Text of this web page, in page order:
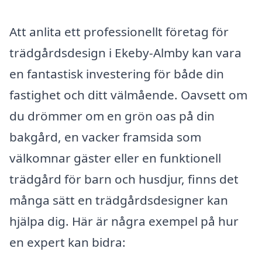
Att anlita ett professionellt företag för
trädgårdsdesign i Ekeby-Almby kan vara
en fantastisk investering för både din
fastighet och ditt välmående. Oavsett om
du drömmer om en grön oas på din
bakgård, en vacker framsida som
välkomnar gäster eller en funktionell
trädgård för barn och husdjur, finns det
många sätt en trädgårdsdesigner kan
hjälpa dig. Här är några exempel på hur
en expert kan bidra: